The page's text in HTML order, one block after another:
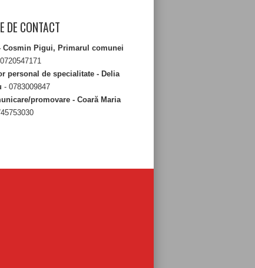
DE CONTACT
Cosmin Pigui, Primarul comunei
personal de specialitate - Delia
- 0783009847
promovare - Coară Maria